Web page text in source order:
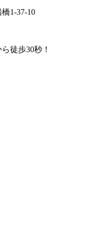
1-37-10
徒歩30秒！